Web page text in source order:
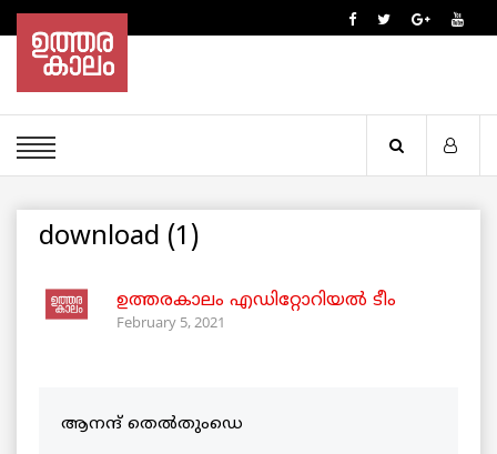
download (1)
ഉത്തരകാലം എഡിറ്റോറിയല്‍ ടീം
February 5, 2021
ആനന്ദ് തെൽതുംഡെ